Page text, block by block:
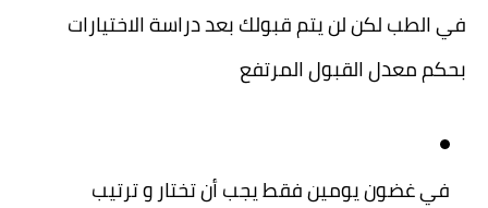
في الطب لكن لن يتم قبولك بعد دراسة الاختيارات
بحكم معدل القبول المرتفع
في غضون يومين فقط يجب أن تختار و ترتيب